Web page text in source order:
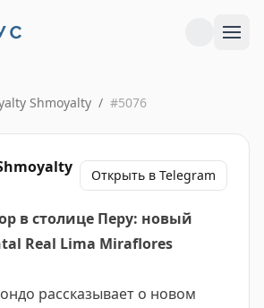
Shmoyalty / #5076
Открыть в Telegram
в столице Перу: новый
Real Lima Miraflores
рассказывает о новом